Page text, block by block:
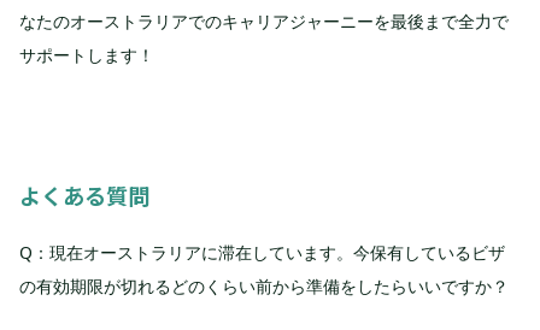
なたのオーストラリアでのキャリアジャーニーを最後まで全力で
サポートします！
よくある質問
Q：現在オーストラリアに滞在しています。今保有しているビザ
の有効期限が切れるどのくらい前から準備をしたらいいですか？